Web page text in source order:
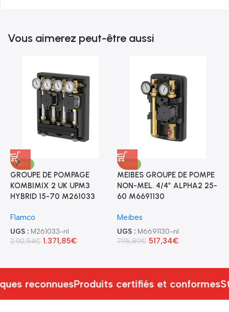
Vous aimerez peut-être aussi
-35%
GROUPE DE POMPAGE
KOMBIMIX 2 UK UPM3
HYBRID 15-70 M261033
Flamco
UGS : M261033-nl
2.110,54€ 1.371,85€
-35%
MEIBES GROUPE DE POMPE
NON-MEL. 4/4″ ALPHA2 25-
60 M6691130
Meibes
UGS : M6691130-nl
795,89€ 517,34€
reconnuesProduits certifiés et conformes